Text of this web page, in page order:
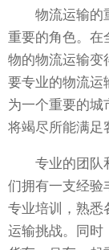
物流运输的重
重要的角色。在
物的物流运输变
要专业的物流运
为一个重要的城
将竭尽所能满足
专业的团队和
们拥有一支经验
专业培训，熟悉
运输挑战。同时